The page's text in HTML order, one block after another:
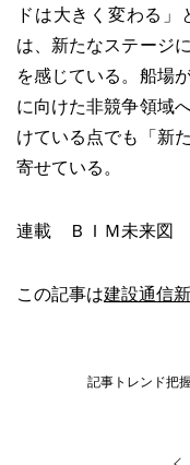
ドは大きく変わる
は、新たなステージ
を感じている。船場
に向けた非競争領域
けている点でも「新
寄せている。
連載 ＢＩＭ未来
この記事は建設通信
記事トレンド把